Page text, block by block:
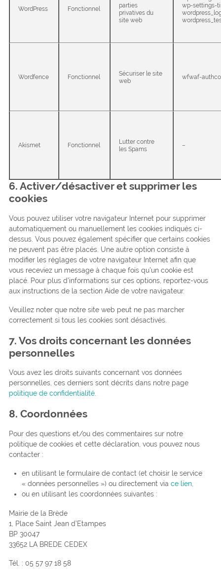
WordPress Fonctionnel
parties
privatives du
site web
wp-settings-
Wordfence Fonctionnel
Sécuriser le site
web
wfwaf-
Akismet Fonctionnel
Lutter contre
les Spams
–
6. Activer/désactiver et supprimer les
cookies
Vous pouvez utiliser votre navigateur Internet pour supprimer
automatiquement ou manuellement les cookies indiqués ci-
dessus. Vous pouvez également spécifier que certains cookies
ne peuvent pas être placés. Une autre option consiste à
modifier les réglages de votre navigateur Internet afin que
vous receviez un message à chaque fois qu’un cookie est
placé. Pour plus d’informations sur ces options, reportez-vous
aux instructions de la section Aide de votre navigateur.
Veuillez noter que notre site web peut ne pas marcher
correctement si tous les cookies sont désactivés.
7. Vos droits concernant les données
personnelles
Vous avez les droits suivants concernant vos données
personnelles, ces derniers sont décrits dans notre page
politique de confidentialité.
8. Coordonnées
Pour des questions et/ou des commentaires sur notre
politique de cookies et cette déclaration, vous pouvez nous
contacter :
en utilisant le formulaire de contact (et choisir le service
« données personnelles ») ou directement via ce lien,
ou en utilisant les coordonnées suivantes :
Mairie de la Brède
1, Place Saint Jean d’Etampes
BP 30047
33652 LA BREDE CEDEX
Tél. : 05 57 97 18 58